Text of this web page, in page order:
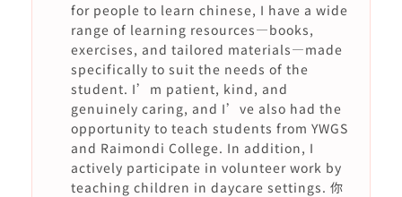
for people to learn chinese, I have a wide
range of learning resources—books,
exercises, and tailored materials—made
specifically to suit the needs of the
student. I’m patient, kind, and
genuinely caring, and I’ve also had the
opportunity to teach students from YWGS
and Raimondi College. In addition, I
actively participate in volunteer work by
teaching children in daycare settings. 你